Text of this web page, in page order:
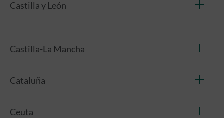
Castilla y León
Castilla-La Mancha
Cataluña
Ceuta